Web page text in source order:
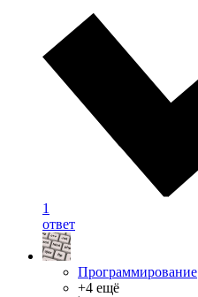
1
ответ
Программирование
+4 ещё